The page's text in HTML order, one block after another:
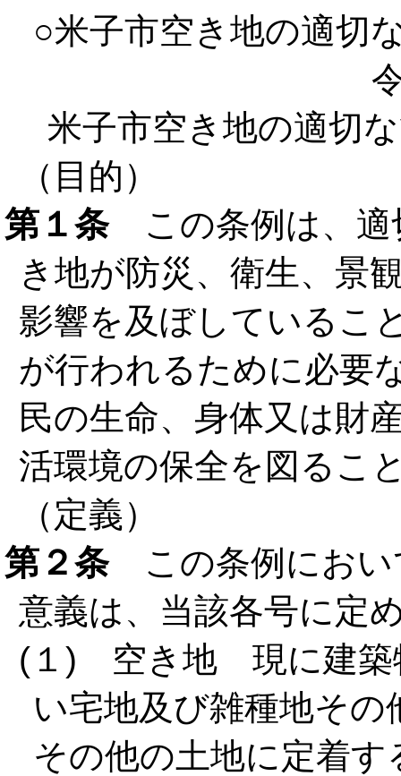
○米子市空き地の適切
米子市空き地の適切
（目的）
第１条この条例は、適
き地が防災、衛生、景
影響を及ぼしているこ
が行われるために必要
民の生命、身体又は財
活環境の保全を図るこ
（定義）
第２条この条例におい
意義は、当該各号に定
(１) 空き地 現に建築
い宅地及び雑種地そ
その他の土地に定着